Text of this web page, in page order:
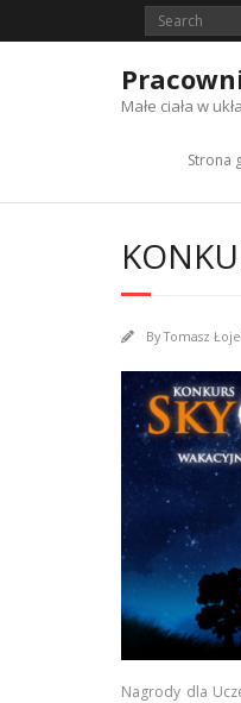
Małe ciała w
Strona
ByTomasz
Nagrody dla